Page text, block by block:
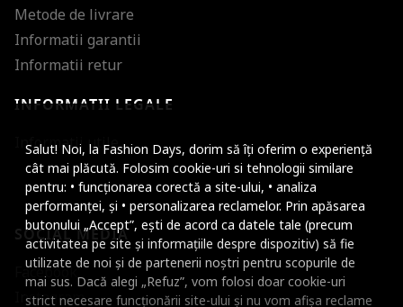
Salut! Noi, la Fashion Days, dorim să îți oferim o experiență
cât mai plăcută. Folosim cookie-uri si tehnologii similare
pentru: • funcționarea corectă a site-ului, • analiza
performanței, și • personalizarea reclamelor. Prin apăsarea
butonului „Accept”, ești de acord ca datele tale (precum
activitatea pe site și informațiile despre dispozitiv) să fie
utilizate de noi și de partenerii noștri pentru scopurile de
mai sus. Dacă alegi „Refuz”, vom folosi doar cookie-uri
strict necesare funcționării site-ului și nu vom afișa reclame
Metode de livrare
Informatii garantii
Informatii retur
INFORMATII LEGALE
Informatii utile
SOCIAL MEDIA
Facebook
Instagram
Micsoreaza
Mareste spatierea
Micsoreaza
Mareste inaltimea